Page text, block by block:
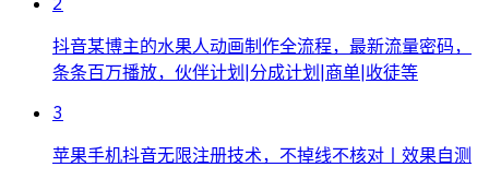
抖音某博主的水果人动画制作全流程，最新流量密码，
条条百万播放，伙伴计划|分成计划|商单|收徒等
3
苹果手机抖音无限注册技术，不掉线不核对丨效果自测